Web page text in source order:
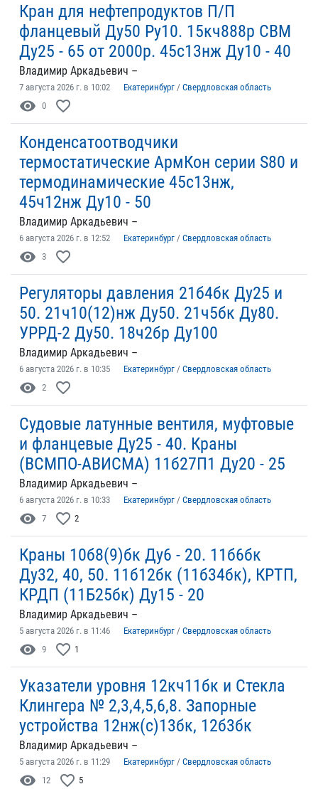
Кран для нефтепродуктов П/П
фланцевый Ду50 Ру10. 15кч888р СВМ
Ду25 - 65 от 2000р. 45с13нж Ду10 - 40
Владимир Аркадьевич –
7 августа 2026 г. в 10:02 Екатеринбург / Свердловская область
visibility 0 favorite_border
Конденсатоотводчики
термостатические АрмКон серии S80 и
термодинамические 45с13нж,
45ч12нж Ду10 - 50
Владимир Аркадьевич –
6 августа 2026 г. в 12:52 Екатеринбург / Свердловская область
visibility 3 favorite_border
Регуляторы давления 21б4бк Ду25 и
50. 21ч10(12)нж Ду50. 21ч5бк Ду80.
УРРД-2 Ду50. 18ч2бр Ду100
Владимир Аркадьевич –
6 августа 2026 г. в 10:35 Екатеринбург / Свердловская область
visibility 2 favorite_border
Судовые латунные вентиля, муфтовые
и фланцевые Ду25 - 40. Краны
(ВСМПО-АВИСМА) 11б27П1 Ду20 - 25
Владимир Аркадьевич –
6 августа 2026 г. в 10:33 Екатеринбург / Свердловская область
visibility 7 favorite_border 2
Краны 10б8(9)бк Ду6 - 20. 11б6бк
Ду32, 40, 50. 11б12бк (11б34бк), КРТП,
КРДП (11Б25бк) Ду15 - 20
Владимир Аркадьевич –
5 августа 2026 г. в 11:46 Екатеринбург / Свердловская область
visibility 9 favorite_border 1
Указатели уровня 12кч11бк и Стекла
Клингера № 2,3,4,5,6,8. Запорные
устройства 12нж(с)13бк, 12б3бк
Владимир Аркадьевич –
5 августа 2026 г. в 11:29 Екатеринбург / Свердловская область
visibility 12 favorite_border 5